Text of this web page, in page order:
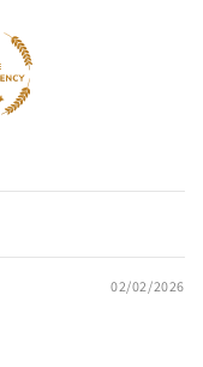
02/02/2026